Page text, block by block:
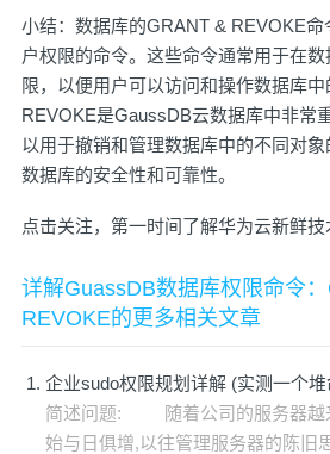
小结：数据库的GRANT & REVOKE命
户权限的命令。这些命令通常用于在
限，以便用户可以访问和操作数据库
REVOKE是GaussDB云数据库中非常
以用于撤销和管理数据库中的不同对
数据库的安全性和可靠性。
点击关注，第一时间了解华为云新鲜技
详解GuassDB数据库权限命令
REVOKE的更多相关文章
企业sudo权限规划详解 (实测一个
简述问题: 随着公司的服务器越
始与日俱增,以往管理服务器的陈旧